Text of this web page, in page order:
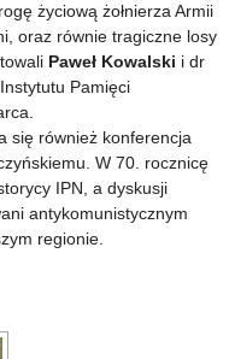
życiową żołnierza Armii
oraz równie tragiczne losy
Paweł Kowalski i dr
Pamięci
się również konferencja
W 70. rocznicę
IPN, a dyskusji
antykomunistycznym
regionie.